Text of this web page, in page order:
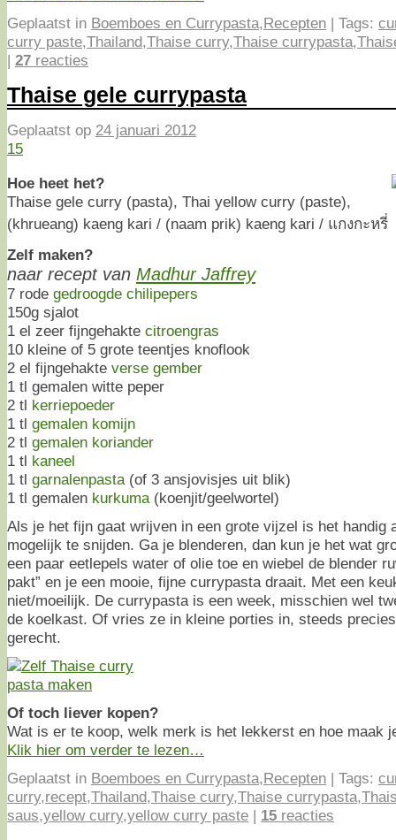
Geplaatst in Boemboes en Currypasta,Recepten | Tags:
curry paste,Thailand,Thaise curry,Thaise currypasta,
| 27 reacties
Thaise gele currypasta
Geplaatst op 24 januari 2012
15
Hoe heet het?
Thaise gele curry (pasta), Thai yellow curry (paste),
(khrueang) kaeng kari / (naam prik) kaeng kari / แกงกะหรี่
Zelf maken?
naar recept van Madhur Jaffrey
7 rode gedroogde chilipepers
150g sjalot
1 el zeer fijngehakte citroengras
10 kleine of 5 grote teentjes knoflook
2 el fijngehakte verse gember
1 tl gemalen witte peper
2 tl kerriepoeder
1 tl gemalen komijn
2 tl gemalen koriander
1 tl kaneel
1 tl garnalenpasta (of 3 ansjovisjes uit blik)
1 tl gemalen kurkuma (koenjit/geelwortel)
Als je het fijn gaat wrijven in een grote vijzel is het handig
mogelijk te snijden. Ga je blenderen, dan kun je het wat
een paar eetlepels water of olie toe en wiebel de blender
pakt” en je een mooie, fijne currypasta draait. Met een
niet/moeilijk. De currypasta is een week, misschien wel
de koelkast. Of vries ze in kleine porties in, steeds
gerecht.
Of toch liever kopen?
Wat is er te koop, welk merk is het lekkerst en hoe maak
Klik hier om verder te lezen…
Geplaatst in Boemboes en Currypasta,Recepten | Tags:
curry,recept,Thailand,Thaise curry,Thaise currypasta,
saus,yellow curry,yellow curry paste | 15 reacties